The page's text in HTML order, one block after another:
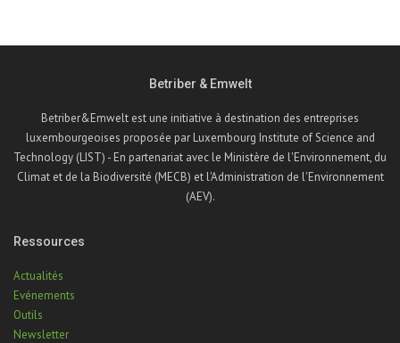
Betriber & Emwelt
Betriber&Emwelt est une initiative à destination des entreprises
luxembourgeoises proposée par Luxembourg Institute of Science and
Technology (LIST) - En partenariat avec le Ministère de l'Environnement, du
Climat et de la Biodiversité (MECB) et l'Administration de l'Environnement
(AEV).
Ressources
Actualités
Evénements
Outils
Newsletter